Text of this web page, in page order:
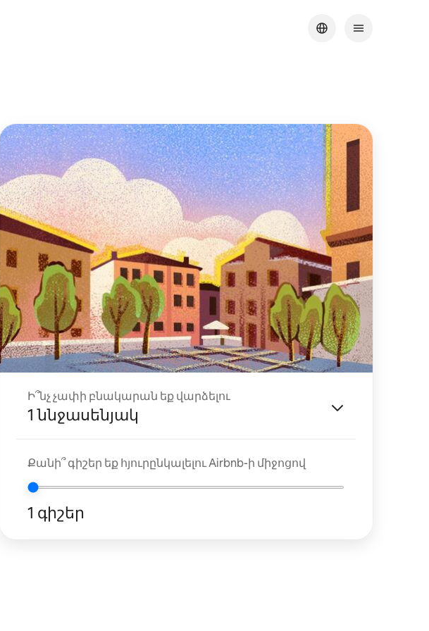
Ի՞նչ չափի բնակարան եք վարձելու
1 ննջասենյակ
Քանի՞ գիշեր եք հյուրընկալելու Airbnb-ի միջոցով
1 գիշեր